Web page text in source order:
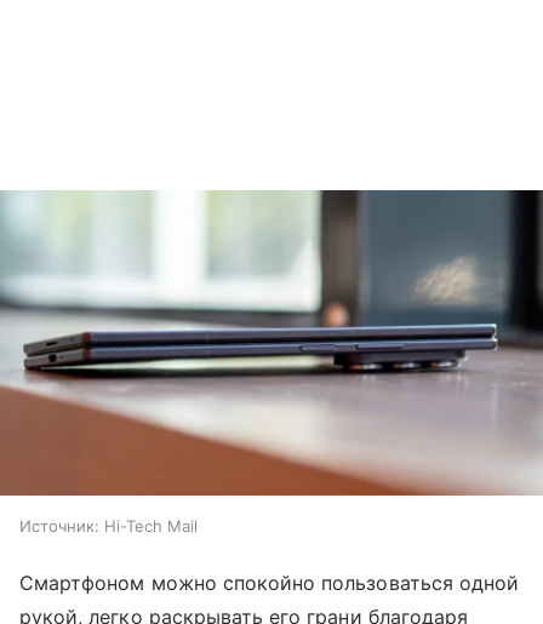
Источник: Hi-Tech Mail
Смартфоном можно спокойно пользоваться одной
рукой, легко раскрывать его грани благодаря